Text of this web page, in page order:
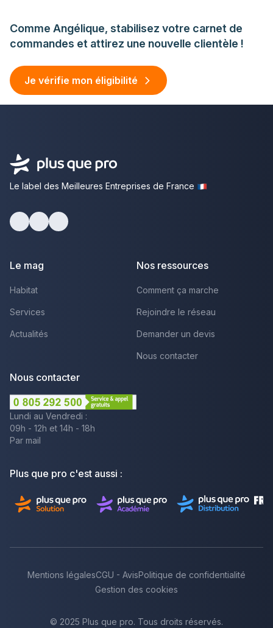
Comme Angélique, stabilisez votre carnet de
commandes et attirez une nouvelle clientèle !
Je vérifie mon éligibilité
Le label des Meilleures Entreprises de France
Le mag
Habitat
Services
Actualités
Nos ressources
Comment ça marche
Rejoindre le réseau
Demander un devis
Nous contacter
Nous contacter
Lundi au Vendredi :
09h - 12h et 14h - 18h
Par mail
Plus que pro c'est aussi :
Mentions légalesCGU - AvisPolitique de confidentialité
Gestion des cookies
© 2025 Plus que pro. Tous droits réservés.